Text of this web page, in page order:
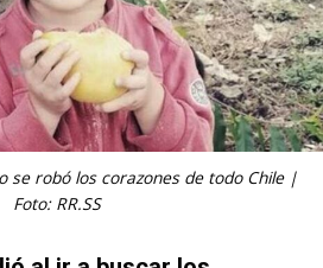
se robó los corazones de todo Chile |
Foto: RR.SS